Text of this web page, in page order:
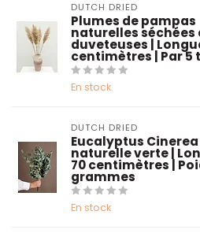
DUTCH DRIED
Plumes de pampas
naturelles séchées
duveteuses |
centimètres | Par 5
En stock
DUTCH DRIED
Eucalyptus
naturelle verte |
70 centimètres |
grammes
En stock